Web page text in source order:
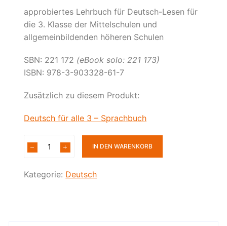
approbiertes Lehrbuch für Deutsch-Lesen für
die 3. Klasse der Mittelschulen und
allgemeinbildenden höheren Schulen
SBN: 221 172 (eBook solo: 221 173)
ISBN: 978-3-903328-61-7
Zusätzlich zu diesem Produkt:
Deutsch für alle 3 – Sprachbuch
IN DEN WARENKORB
Kategorie: Deutsch